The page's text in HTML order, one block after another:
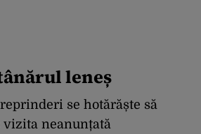
leneș
se hotărăște să
vizita neanunțată